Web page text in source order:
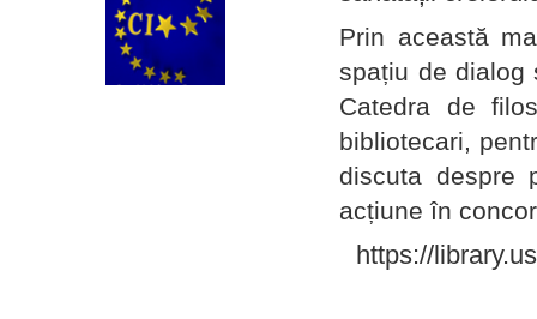
Prin această
spațiu de dialog
Catedra de
bibliotecari,
discuta despre
acțiune în
https://